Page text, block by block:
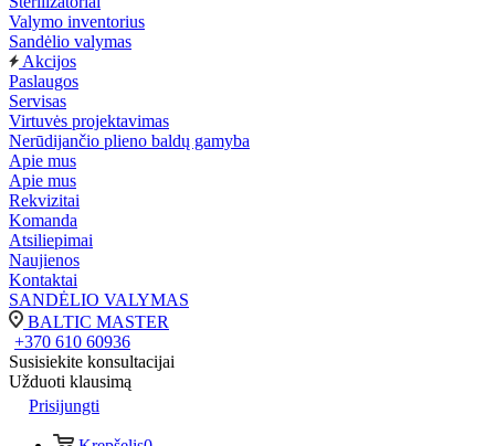
Valymo inventorius
Sandėlio valymas
Akcijos
Paslaugos
Servisas
Virtuvės projektavimas
Nerūdijančio plieno baldų gamyba
Apie mus
Apie mus
Rekvizitai
Komanda
Atsiliepimai
Naujienos
Kontaktai
SANDĖLIO VALYMAS
BALTIC MASTER
+370 610 60936
Susisiekite konsultacijai
Užduoti klausimą
Prisijungti